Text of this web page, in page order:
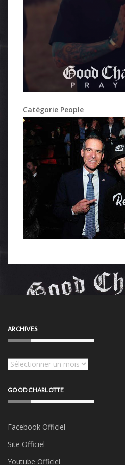
Catégorie People
ARCHIVES
Archives
GOOD CHARLOTTE
Facebook Officiel
Site Officiel
Youtube Officiel